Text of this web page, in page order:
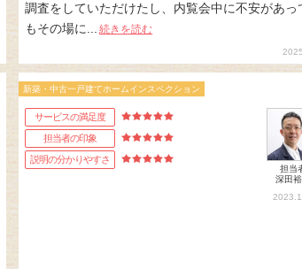
調査をしていただけたし、内覧会中に不安があっ
もその場に...
続きを読む
サービスの満足度
担当者の印象
説明の分かりやすさ
新築・中古一戸建てホームインスペクション
担当
深田